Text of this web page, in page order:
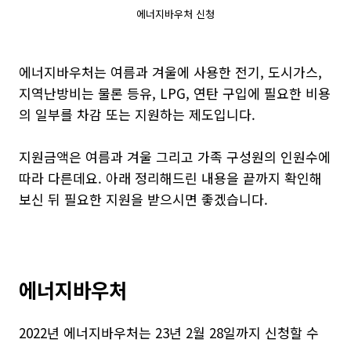
에너지바우처 신청
에너지바우처는 여름과 겨울에 사용한 전기, 도시가스,
지역난방비는 물론 등유, LPG, 연탄 구입에 필요한 비용
의 일부를 차감 또는 지원하는 제도입니다.
지원금액은 여름과 겨울 그리고 가족 구성원의 인원수에
따라 다른데요. 아래 정리해드린 내용을 끝까지 확인해
보신 뒤 필요한 지원을 받으시면 좋겠습니다.
에너지바우처
2022년 에너지바우처는 23년 2월 28일까지 신청할 수